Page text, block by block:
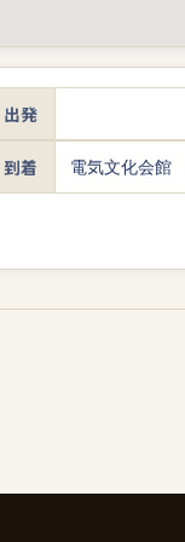
出発
到着